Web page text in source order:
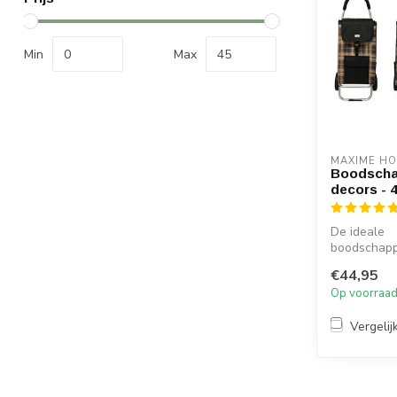
Min Max
MAXIME
decors -
De ideale
€44,95
Op voorraad